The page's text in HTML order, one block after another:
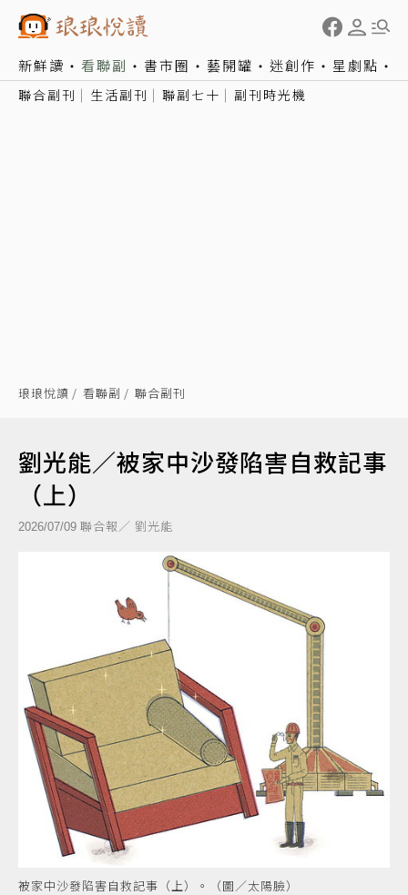
新鮮讀 看聯副 書市圈 藝開罐 迷創作 星劇點
聯合副刊 生活副刊 聯副七十 副刊時光機
琅琅悅讀 看聯副 聯合副刊
劉光能／被家中沙發陷害自救記事
（上）
2026/07/09 聯合報／ 劉光能
被家中沙發陷害自救記事（上）。（圖／太陽臉）